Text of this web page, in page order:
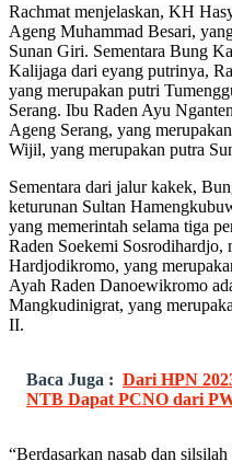
Rachmat menjelaskan, KH
Ageng Muhammad Besari,
Sunan Giri. Sementara Bung
Kalijaga dari eyang putrinya,
yang merupakan putri
Serang. Ibu Raden Ayu
Ageng Serang, yang
Wijil, yang merupakan putra
Sementara dari jalur kakek,
keturunan Sultan
yang memerintah selama tiga
Raden Soekemi Sosrodihardjo,
Hardjodikromo, yang
Ayah Raden Danoewikromo
Mangkudinigrat, yang
II.
Baca Juga : Dari HPN
NTB Dapat PCNO dari
“Berdasarkan nasab dan